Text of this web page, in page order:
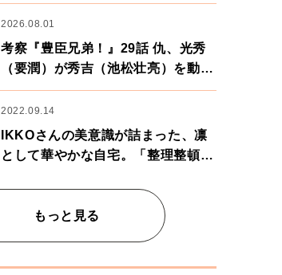
2026.08.01
考察『豊臣兄弟！』29話 仇、光秀
（要潤）が秀吉（池松壮亮）を動か
す。天下に向けた兄弟の分岐点。
2022.09.14
IKKOさんの美意識が詰まった、凛
として華やかな自宅。「整理整頓は
もっと見る